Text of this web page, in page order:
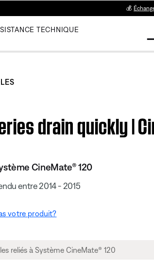
💰
TECHNIQUE
drain quickly |
CineMate® 120
entre 2014 - 2015
votre produit?